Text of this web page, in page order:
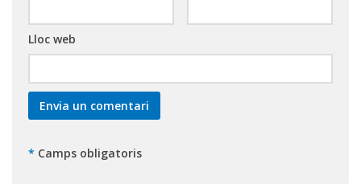
Lloc web
* Camps obligatoris